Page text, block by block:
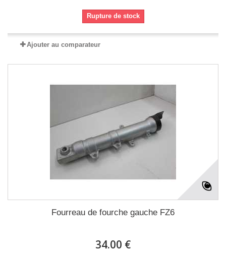
Rupture de stock
Ajouter au comparateur
Fourreau de fourche gauche FZ6
34.00 €